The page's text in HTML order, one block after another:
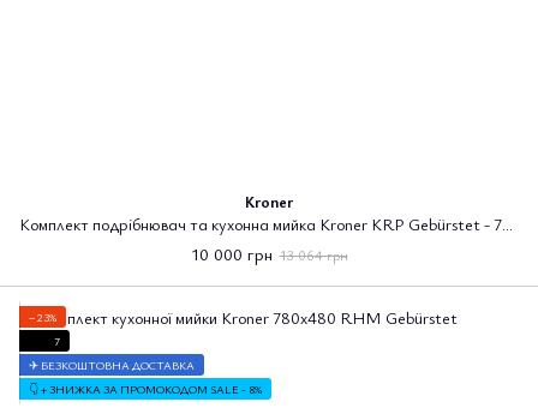
Kroner
Комплект подрібнювач та кухонна мийка Kroner KRP Gebürstet - 7843ZHM
10 000 грн 13 064 грн
−23%
7
✈ БЕЗКОШТОВНА ДОСТАВКА
👇 + ЗНИЖКА ЗА ПРОМОКОДОМ SALE - 8%